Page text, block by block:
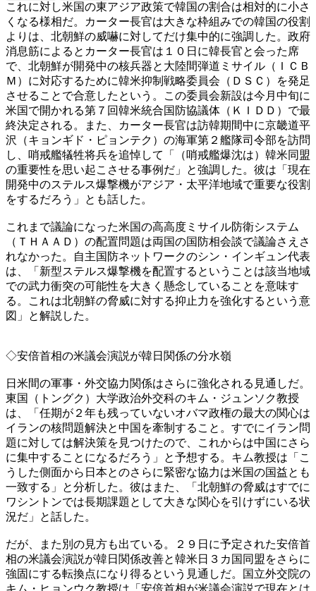
これに対し米国の東アジア政策で韓国の割合は相対的に小さ
くなる様相だ。カーター長官は大きな枠組みでの韓国の役割
よりは、北朝鮮の威嚇に対してだけ集中的に強調した。政府
消息筋によるとカーター長官は１０日に韓長官と会った席
で、北朝鮮が開発中の核兵器と大陸間弾道ミサイル（ＩＣＢ
Ｍ）に対応するために韓米抑制戦略委員会（ＤＳＣ）を発足
させることで合意したという。この委員会新設は今月中旬に
米国で開かれる第７回韓米統合国防協議体（ＫＩＤＤ）で最
終決定される。また、カーター長官は訪韓期間中に京畿道平
沢（キョンギド・ピョンテク）の海軍第２艦隊司令部を訪問
し、哨戒艦犠牲将兵を追悼して「（哨戒艦爆沈は）韓米同盟
の重要性を思い起こさせる事例だ」と強調した。彼は「現在
開発中のステルス爆撃機がアジア・太平洋地域で重要な役割
をするだろう」とも話した。
これまで議論になった米国の高高度ミサイル防衛システム
（ＴＨＡＡＤ）の配置問題は両国の国防相会談で議論さえさ
れなかった。自主国防ネットワークのシン・インギュン代表
は、「新型ステルス爆撃機を配置するということは該当地域
での武力衝突の可能性を大きく懸念していることを意味す
る。これは北朝鮮の脅威に対する抑止力を強化するという意
図」と解説した。
◇安倍首相の米議会演説が韓日関係の分水嶺
日米間の軍事・外交協力関係はさらに強化される見通しだ。
東国（トングク）大学政治外交科のキム・ジュンソク教授
は、「任期が２年も残っていないオバマ政権の最大の関心は
イランの核問題解決と中国を牽制すること。すでにイラン問
題に対しては解決策を見つけたので、これからは中国にさら
に集中することになるだろう」と予想する。キム教授は「こ
うした側面から日本とのさらに緊密な協力は米国の国益とも
一致する」と分析した。彼はまた、「北朝鮮の脅威はすでに
ワシントンでは長期課題として大きな関心を引けずにいる状
況だ」と話した。
だが、また別の見方も出ている。２９日に予定された安倍首
相の米議会演説が韓日関係改善と韓米日３カ国同盟をさらに
強固にする転換点になり得るという見通しだ。国立外交院の